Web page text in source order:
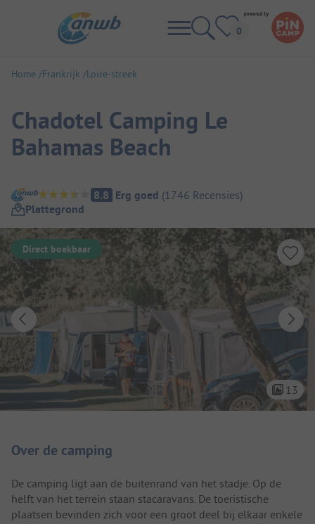
Home Frankrijk Loire-streek
Chadotel Camping Le
Bahamas Beach
Camping overzicht
8.8 Erg goed (1746 Recensies)
Plattegrond
Direct boekbaar
13
Over de camping
De camping ligt aan de buitenrand van het stadje. Op de
helft van het terrein staan stacaravans. De toeristische
plaatsen bevinden zich voor een groot deel bij elkaar enkele